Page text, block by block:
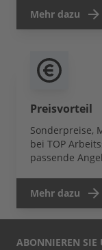
Mehr dazu
Preisvorteil
Sonderpreise,
bei TOP
passende
Mehr dazu
ABONNIEREN SIE